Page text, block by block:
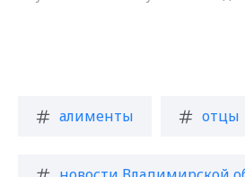
алименты отцы